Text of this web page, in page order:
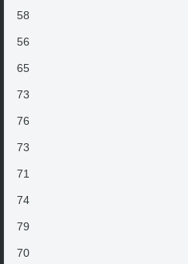
58
56
65
73
76
73
71
74
79
70